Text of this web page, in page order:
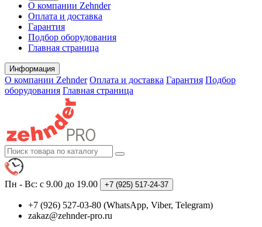
О компании Zehnder
Оплата и доставка
Гарантия
Подбор оборудования
Главная страница
Информация
О компании Zehnder Оплата и доставка Гарантия Подбор
оборудования Главная страница
Пн - Вс: с 9.00 до 19.00 +7 (925) 517-24-37
+7 (926) 527-03-80 (WhatsApp, Viber, Telegram)
zakaz@zehnder-pro.ru